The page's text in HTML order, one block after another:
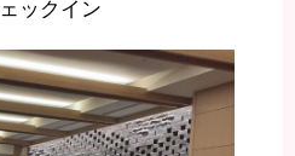
ックイン